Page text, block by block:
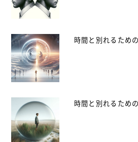
時間と別れるため
時間と別れるため